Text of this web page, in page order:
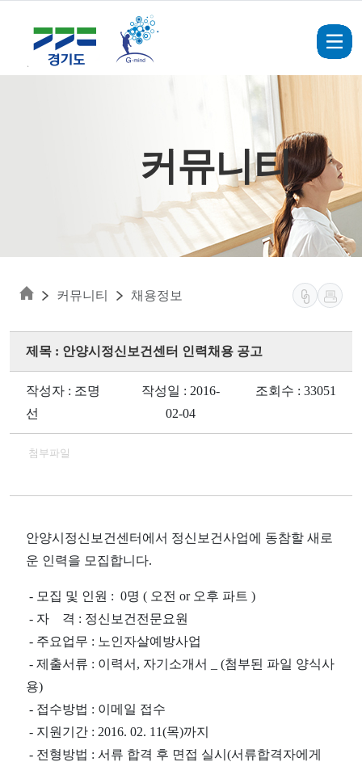
커뮤니티
커뮤니티 채용정보
제목 : 안양시정신보건센터 인력채용 공고
작성자 : 조명
선
작성일 : 2016-
02-04
조회수 : 33051
첨부파일
안양시정신보건센터에서 정신보건사업에 동참할 새로
운 인력을 모집합니다.
- 모집 및 인원 : 0명 ( 오전 or 오후 파트 )
- 자 격 : 정신보건전문요원
- 주요업무 : 노인자살예방사업
- 제출서류 : 이력서, 자기소개서 _ (첨부된 파일 양식사
용)
- 접수방법 : 이메일 접수
- 지원기간 : 2016. 02. 11(목)까지
- 전형방법 : 서류 합격 후 면접 실시(서류합격자에게